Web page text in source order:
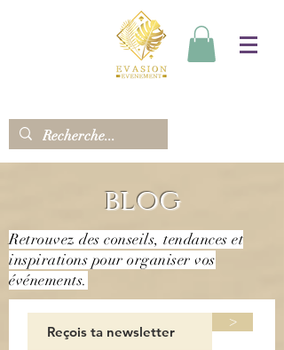
blog
Retrouvez des conseils, tendances et
inspirations pour organiser vos
événements.
>